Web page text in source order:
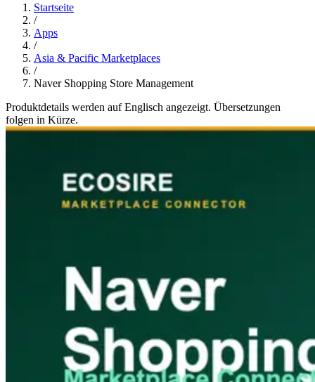
Startseite
/
Apps
/
Asia & Pacific Marketplaces
/
Naver Shopping Store Management
Produktdetails werden auf Englisch angezeigt. Übersetzungen
folgen in Kürze.